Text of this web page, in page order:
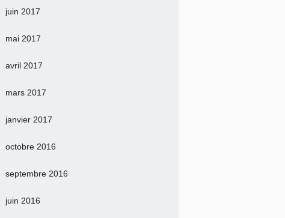
juin 2017
mai 2017
avril 2017
mars 2017
janvier 2017
octobre 2016
septembre 2016
juin 2016